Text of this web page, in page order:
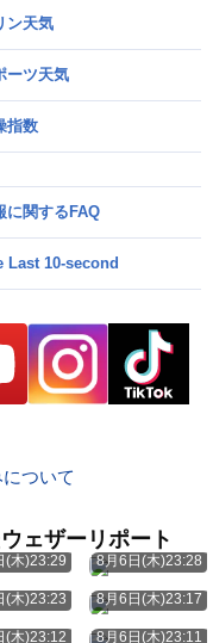
ン天気
ーツ天気
指数
に関するFAQ
Last 10-second
ついて
ェザーリポート
(木)23:29 8月6日(木)23:28
(木)23:23 8月6日(木)23:17
(木)23:12 8月6日(木)23:11